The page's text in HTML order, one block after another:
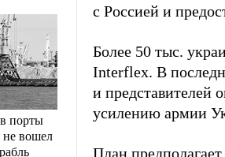
порты
вошел
с Россией и
Более 50 тыс.
Interflex. В
и представителей
усилению армии
План